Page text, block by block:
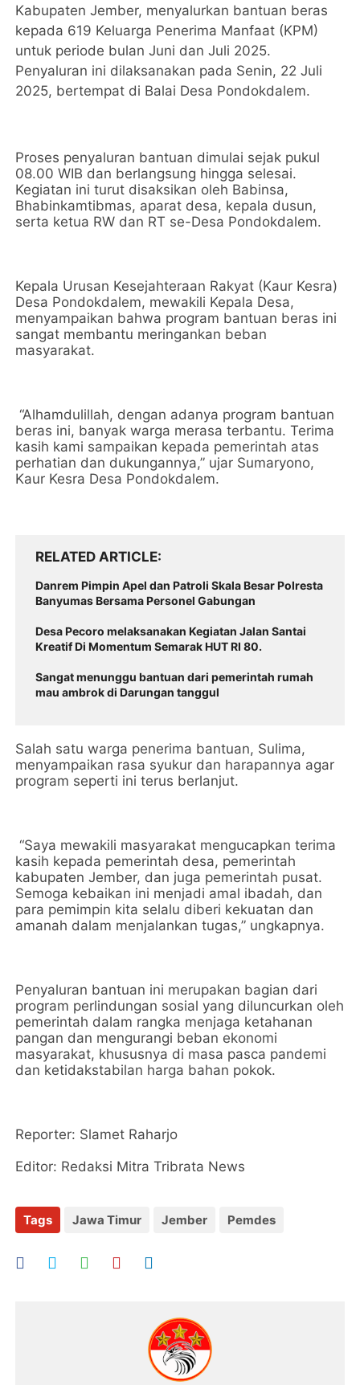
Kabupaten Jember, menyalurkan bantuan beras
kepada 619 Keluarga Penerima Manfaat (KPM)
untuk periode bulan Juni dan Juli 2025.
Penyaluran ini dilaksanakan pada Senin, 22 Juli
2025, bertempat di Balai Desa Pondokdalem.
Proses penyaluran bantuan dimulai sejak pukul
08.00 WIB dan berlangsung hingga selesai.
Kegiatan ini turut disaksikan oleh Babinsa,
Bhabinkamtibmas, aparat desa, kepala dusun,
serta ketua RW dan RT se-Desa Pondokdalem.
Kepala Urusan Kesejahteraan Rakyat (Kaur Kesra)
Desa Pondokdalem, mewakili Kepala Desa,
menyampaikan bahwa program bantuan beras ini
sangat membantu meringankan beban
masyarakat.
“Alhamdulillah, dengan adanya program bantuan
beras ini, banyak warga merasa terbantu. Terima
kasih kami sampaikan kepada pemerintah atas
perhatian dan dukungannya,” ujar Sumaryono,
Kaur Kesra Desa Pondokdalem.
RELATED ARTICLE
Danrem Pimpin Apel dan Patroli Skala Besar Polresta
Banyumas Bersama Personel Gabungan
Desa Pecoro melaksanakan Kegiatan Jalan Santai
Kreatif Di Momentum Semarak HUT RI 80.
Sangat menunggu bantuan dari pemerintah rumah
mau ambrok di Darungan tanggul
Salah satu warga penerima bantuan, Sulima,
menyampaikan rasa syukur dan harapannya agar
program seperti ini terus berlanjut.
“Saya mewakili masyarakat mengucapkan terima
kasih kepada pemerintah desa, pemerintah
kabupaten Jember, dan juga pemerintah pusat.
Semoga kebaikan ini menjadi amal ibadah, dan
para pemimpin kita selalu diberi kekuatan dan
amanah dalam menjalankan tugas,” ungkapnya.
Penyaluran bantuan ini merupakan bagian dari
program perlindungan sosial yang diluncurkan oleh
pemerintah dalam rangka menjaga ketahanan
pangan dan mengurangi beban ekonomi
masyarakat, khususnya di masa pasca pandemi
dan ketidakstabilan harga bahan pokok.
Reporter: Slamet Raharjo
Editor: Redaksi Mitra Tribrata News
Tags Jawa Timur Jember Pemdes